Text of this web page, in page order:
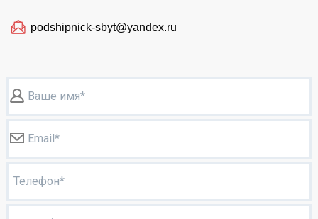
podshipnick-sbyt@yandex.ru
Ваше имя*
Email*
Телефон*